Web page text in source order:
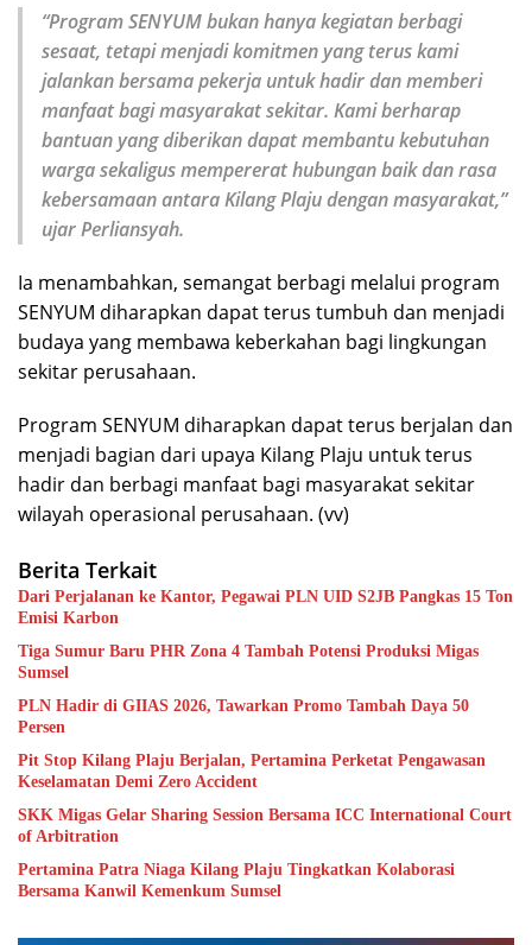
“Program SENYUM bukan hanya kegiatan berbagi
sesaat, tetapi menjadi komitmen yang terus kami
jalankan bersama pekerja untuk hadir dan memberi
manfaat bagi masyarakat sekitar. Kami berharap
bantuan yang diberikan dapat membantu kebutuhan
warga sekaligus mempererat hubungan baik dan rasa
kebersamaan antara Kilang Plaju dengan masyarakat,”
ujar Perliansyah.
Ia menambahkan, semangat berbagi melalui program
SENYUM diharapkan dapat terus tumbuh dan menjadi
budaya yang membawa keberkahan bagi lingkungan
sekitar perusahaan.
Program SENYUM diharapkan dapat terus berjalan dan
menjadi bagian dari upaya Kilang Plaju untuk terus
hadir dan berbagi manfaat bagi masyarakat sekitar
wilayah operasional perusahaan. (vv)
Berita Terkait
Dari Perjalanan ke Kantor, Pegawai PLN UID S2JB Pangkas 15 Ton
Emisi Karbon
Tiga Sumur Baru PHR Zona 4 Tambah Potensi Produksi Migas
Sumsel
PLN Hadir di GIIAS 2026, Tawarkan Promo Tambah Daya 50
Persen
Pit Stop Kilang Plaju Berjalan, Pertamina Perketat Pengawasan
Keselamatan Demi Zero Accident
SKK Migas Gelar Sharing Session Bersama ICC International Court
of Arbitration
Pertamina Patra Niaga Kilang Plaju Tingkatkan Kolaborasi
Bersama Kanwil Kemenkum Sumsel